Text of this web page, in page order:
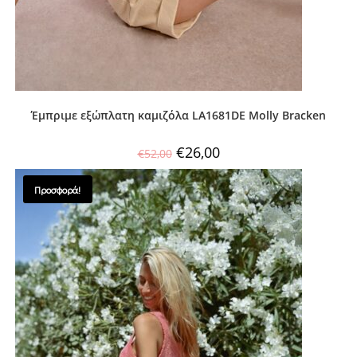
Έμπριμε εξώπλατη καμιζόλα LA1681DE Molly Bracken
€52,00 €26,00
SALES !
Προσφορά!